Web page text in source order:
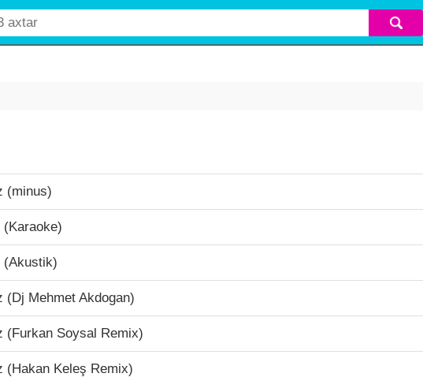
(minus)
(Akustik)
Mehmet Akdogan)
Soysal Remix)
Keleş Remix)